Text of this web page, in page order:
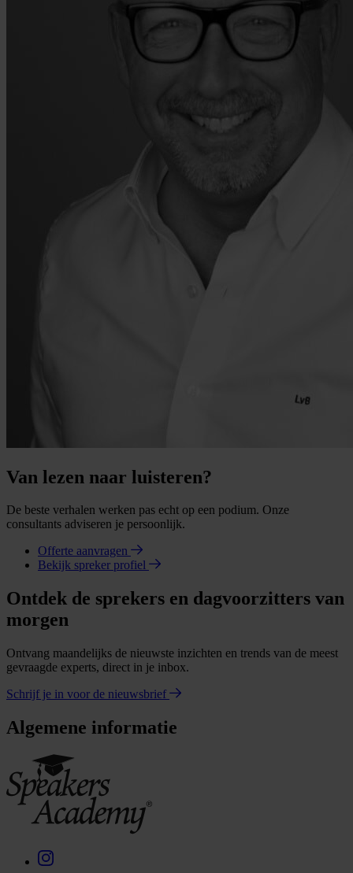
Van lezen naar luisteren?
De beste verhalen werken pas echt op een podium. Onze
consultants adviseren je persoonlijk.
Offerte aanvragen
Bekijk spreker profiel
Ontdek de sprekers en dagvoorzitters van
morgen
Ontvang maandelijks de nieuwste inzichten en trends van de meest
gevraagde experts, direct in je inbox.
Schrijf je in voor de nieuwsbrief
Algemene informatie